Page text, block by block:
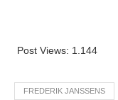
Post Views: 1.144
FREDERIK JANSSENS